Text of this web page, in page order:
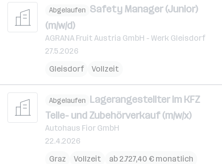
Abgelaufen Safety Manager (Junior)
(m/w/d)
AGRANA Fruit Austria GmbH - Werk Gleisdorf
27.5.2026
Gleisdorf
Vollzeit
Abgelaufen Lagerangestellter im KFZ
Teile- und Zubehörverkauf (m/w/x)
Autohaus Fior GmbH
22.4.2026
Graz
Vollzeit ab 2.727,40 € monatlich